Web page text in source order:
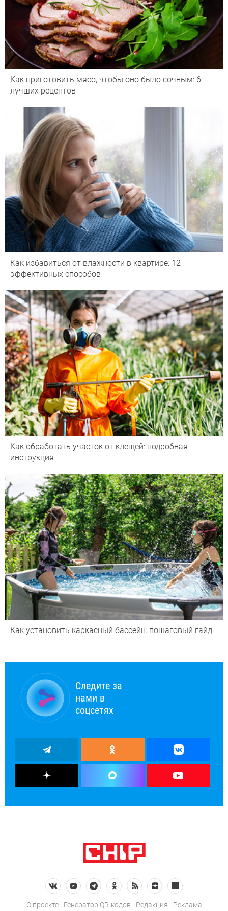
Как приготовить мясо, чтобы оно было сочным: 6
лучших рецептов
Как избавиться от влажности в квартире: 12
эффективных способов
Как обработать участок от клещей: подробная
инструкция
Как установить каркасный бассейн: пошаговый гайд
Следите за
нами в
соцсетях
О проекте Генератор QR-кодов Редакция Реклама